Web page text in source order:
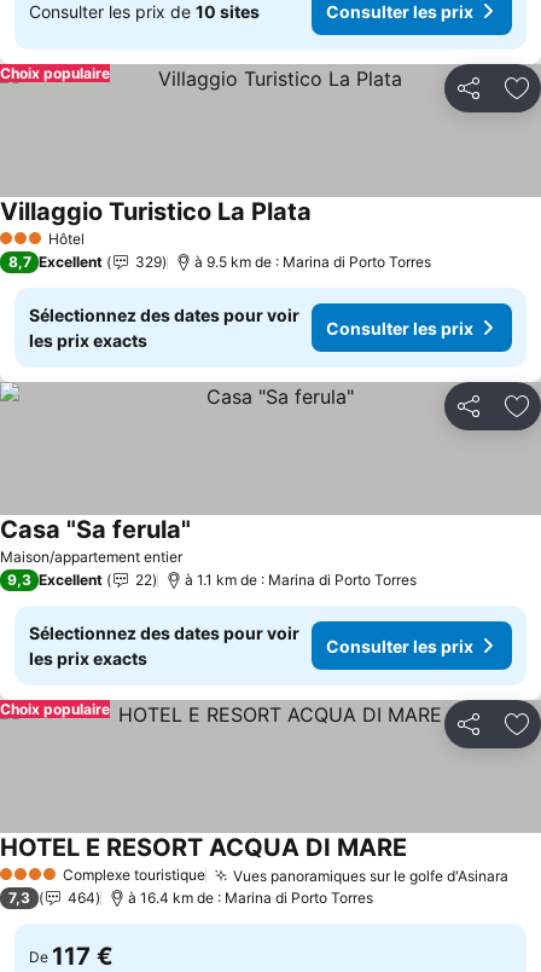
Consulter les prix de 10 sites Consulter les prix
Partager
Choix populaire
3 ÉtoilesHôtel
Villaggio Turistico La Plata
8,7 Excellent 329 à 9.5 km de : Marina di Porto Torres
Sélectionnez des dates pour voir
les prix exacts
Consulter les prix
Partager
Maison/appartement entier
Casa "Sa ferula"
9,3 Excellent 22 à 1.1 km de : Marina di Porto Torres
Sélectionnez des dates pour voir
les prix exacts
Consulter les prix
Partager
Choix populaire
4 Étoiles Complexe touristique Vues panoramiques sur le golfe d'Asinara
HOTEL E RESORT ACQUA DI MARE
7,3 464 à 16.4 km de : Marina di Porto Torres
De 117 €